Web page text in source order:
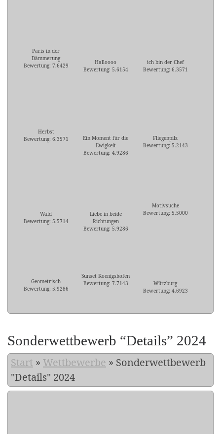
Paris in der
Dämmerung
Bewertung: 7.6429
Halloooo
Bewertung: 5.6154
ich bin der Chef
Bewertung: 6.3571
Herbst
Bewertung: 6.3571
Ein Moment für die
Ewigkeit
Bewertung: 4.9286
Fliegenpilz
Bewertung: 5.2143
Wald
Bewertung: 5.5714
Liebe in beide
Richtungen
Bewertung: 5.9286
Motivsuche
Bewertung: 5.5000
Geometrisch
Bewertung: 5.9286
Sunset Koenigshofen
Bewertung: 7.7143
Würzburg
Bewertung: 4.6923
Sonderwettbewerb “Details” 2024
Start » Wettbewerbe » Sonderwettbewerb
"Details" 2024